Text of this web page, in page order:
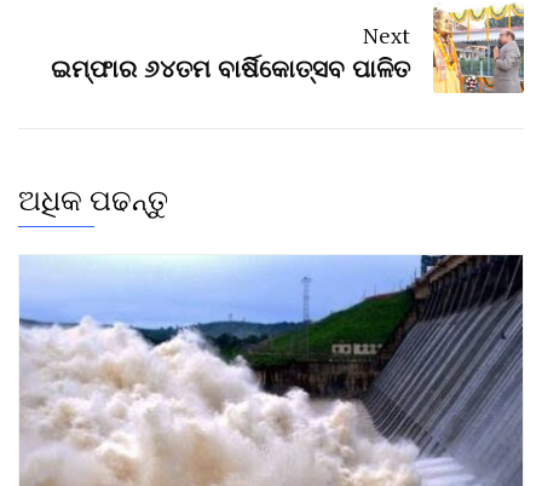
Next
ଇମ୍ଫାର ୬୪ତମ ବାର୍ଷିକୋତ୍ସବ ପାଳିତ
ଅଧିକ ପଢନ୍ତୁ